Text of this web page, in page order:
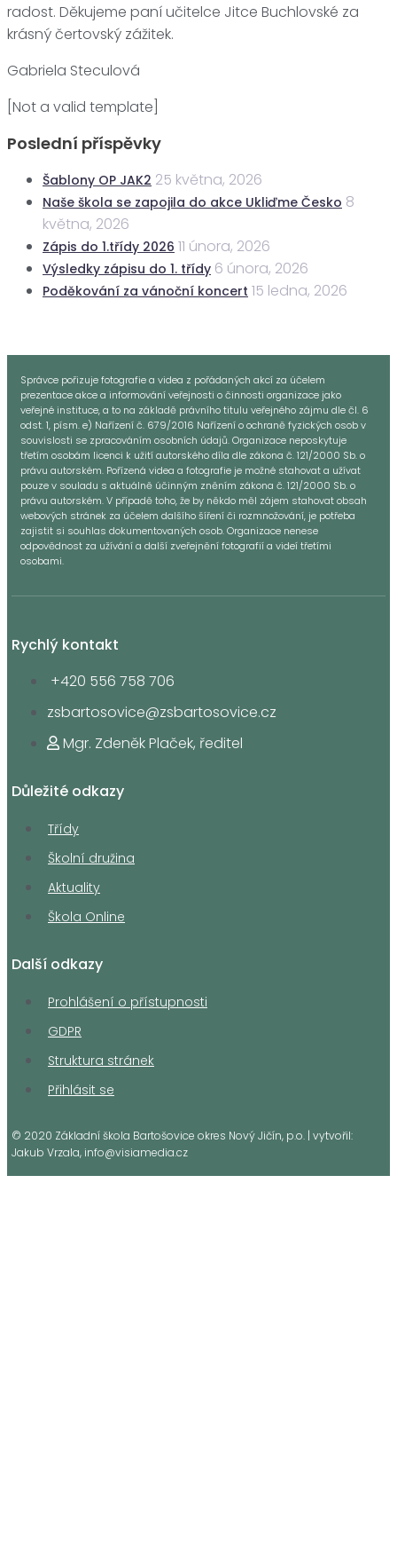
radost. Děkujeme paní učitelce Jitce Buchlovské za
krásný čertovský zážitek.
Gabriela Steculová
[Not a valid template]
Poslední příspěvky
Šablony OP JAK2 25 května, 2026
Naše škola se zapojila do akce Ukliďme Česko 8
května, 2026
Zápis do 1.třídy 2026 11 února, 2026
Výsledky zápisu do 1. třídy 6 února, 2026
Poděkování za vánoční koncert 15 ledna, 2026
Správce pořizuje fotografie a videa z pořádaných akcí za účelem
prezentace akce a informování veřejnosti o činnosti organizace jako
veřejné instituce, a to na základě právního titulu veřejného zájmu dle čl. 6
odst. 1, písm. e) Nařízení č. 679/2016 Nařízení o ochraně fyzických osob v
souvislosti se zpracováním osobních údajů. Organizace neposkytuje
třetím osobám licenci k užití autorského díla dle zákona č. 121/2000 Sb. o
právu autorském. Pořízená videa a fotografie je možné stahovat a užívat
pouze v souladu s aktuálně účinným zněním zákona č. 121/2000 Sb. o
právu autorském. V případě toho, že by někdo měl zájem stahovat obsah
webových stránek za účelem dalšího šíření či rozmnožování, je potřeba
zajistit si souhlas dokumentovaných osob. Organizace nenese
odpovědnost za užívání a další zveřejnění fotografií a videí třetími
osobami.
Rychlý kontakt
+420 556 758 706
zsbartosovice@zsbartosovice.cz
Mgr. Zdeněk Plaček, ředitel
Důležité odkazy
Třídy
Školní družina
Aktuality
Škola Online
Další odkazy
Prohlášení o přístupnosti
GDPR
Struktura stránek
Přihlásit se
© 2020 Základní škola Bartošovice okres Nový Jičín, p.o. | vytvořil:
Jakub Vrzala, info@visiamedia.cz